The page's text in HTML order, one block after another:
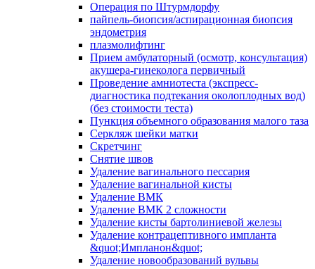
Операция по Штурмдорфу
пайпель-биопсия/аспирационная биопсия
эндометрия
плазмолифтинг
Прием амбулаторный (осмотр, консультация)
акушера-гинеколога первичный
Проведение амниотеста (экспресс-
диагностика подтекания околоплодных вод)
(без стоимости теста)
Пункция объемного образования малого таза
Серкляж шейки матки
Скретчинг
Снятие швов
Удаление вагинального пессария
Удаление вагинальной кисты
Удаление ВМК
Удаление ВМК 2 сложности
Удаление кисты бартолиниевой железы
Удаление контрацептивного импланта
&quot;Импланон&quot;
Удаление новообразований вульвы